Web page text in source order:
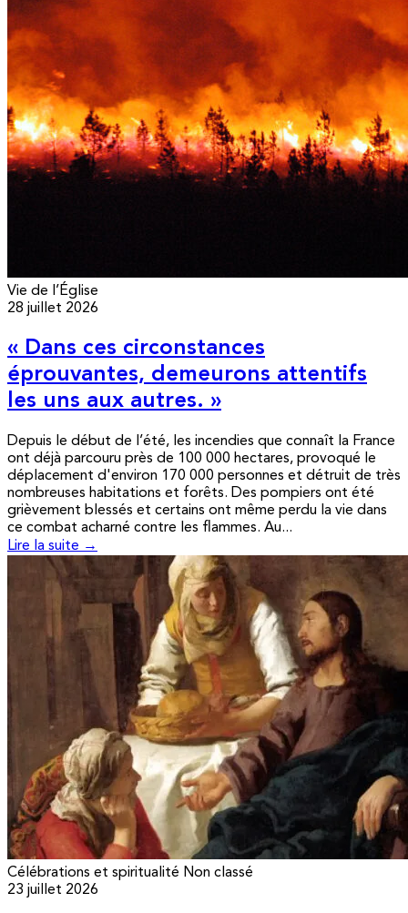
Vie de l’Église
28 juillet 2026
« Dans ces circonstances
éprouvantes, demeurons attentifs
les uns aux autres. »
Depuis le début de l’été, les incendies que connaît la France
ont déjà parcouru près de 100 000 hectares, provoqué le
déplacement d'environ 170 000 personnes et détruit de très
nombreuses habitations et forêts. Des pompiers ont été
grièvement blessés et certains ont même perdu la vie dans
ce combat acharné contre les flammes. Au...
Lire la suite →
Célébrations et spiritualité Non classé
23 juillet 2026